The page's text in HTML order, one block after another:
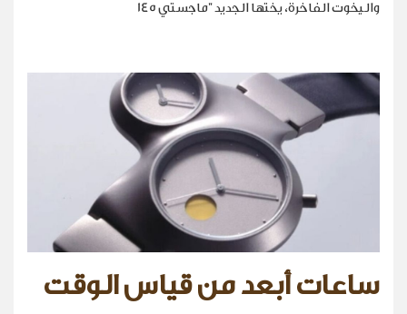
واليخوت الفاخرة، يختها الجديد "ماجستي 145
ساعات أبعد من قياس الوقت